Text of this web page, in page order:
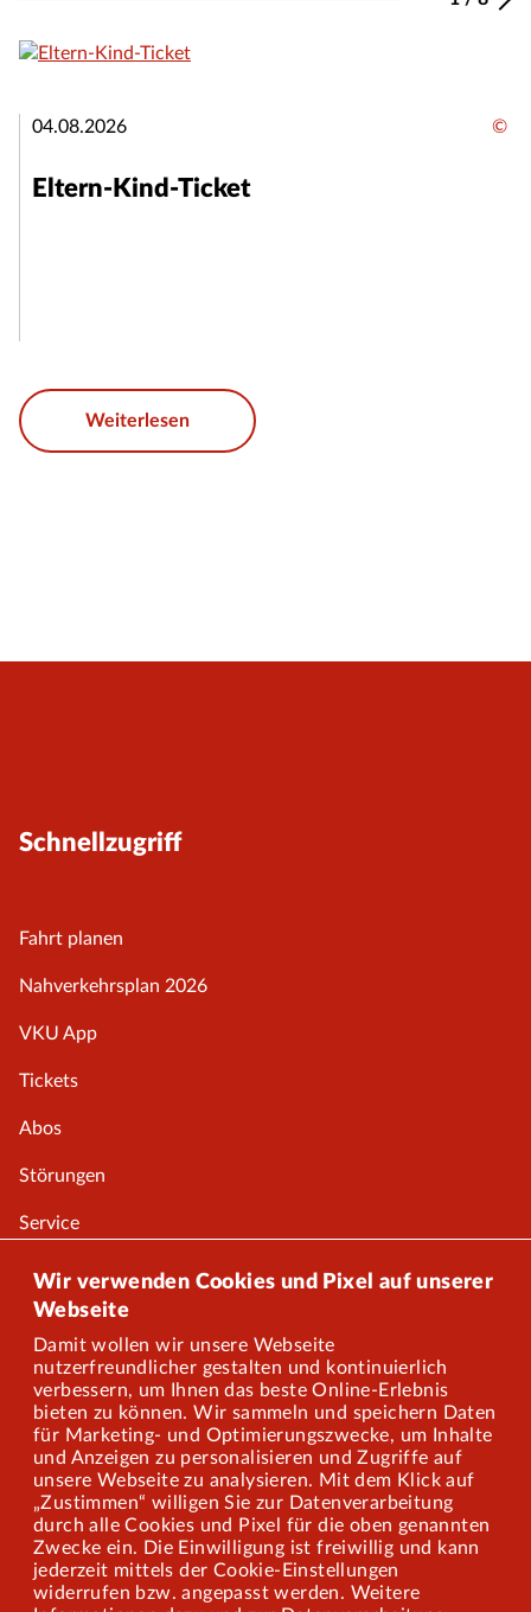
04.08.2026 ©
Eltern-Kind-Ticket
Weiterlesen
Wir verwenden Cookies und Pixel auf unserer
Webseite
Damit wollen wir unsere Webseite
nutzerfreundlicher gestalten und kontinuierlich
verbessern, um Ihnen das beste Online-Erlebnis
bieten zu können. Wir sammeln und speichern Daten
für Marketing- und Optimierungszwecke, um Inhalte
und Anzeigen zu personalisieren und Zugriffe auf
unsere Webseite zu analysieren. Mit dem Klick auf
„Zustimmen“ willigen Sie zur Datenverarbeitung
durch alle Cookies und Pixel für die oben genannten
Zwecke ein. Die Einwilligung ist freiwillig und kann
jederzeit mittels der Cookie-Einstellungen
widerrufen bzw. angepasst werden. Weitere
Schnellzugriff
Fahrt planen
Nahverkehrsplan 2026
VKU App
Tickets
Abos
Störungen
Service
Onlineshop
Über uns
Karriere
Presse
Mitarbeiterportal
Barrierefreiheit